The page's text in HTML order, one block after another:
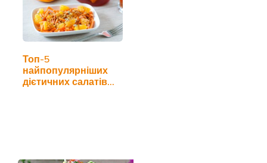
Топ-5
найпопулярніших
дієтичних салатів